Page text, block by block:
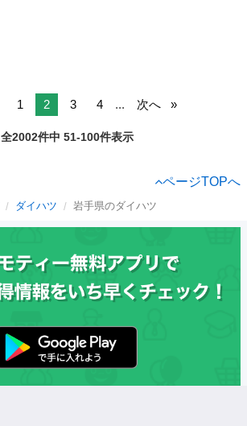
1 2 3 4 ... 次へ
全2002件中 51-100件表示
ページTOPへ
ダイハツ 岩手県のダイハツ